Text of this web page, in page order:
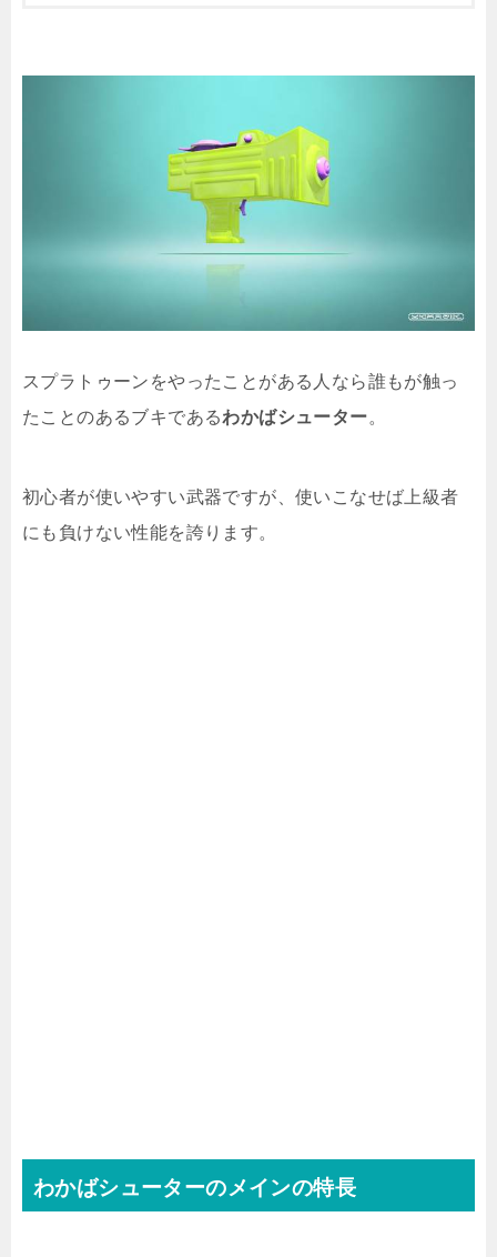
スプラトゥーンをやったことがある人なら誰もが触っ
たことのあるブキであるわかばシューター。
初心者が使いやすい武器ですが、使いこなせば上級者
にも負けない性能を誇ります。
わかばシューターのメインの特長